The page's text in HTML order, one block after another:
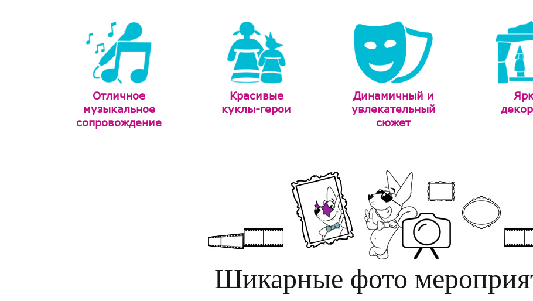
Отличное
музыкальное
сопровождение
Красивые
куклы-герои
Динамичный и
увлекательный
сюжет
Шикарные фото